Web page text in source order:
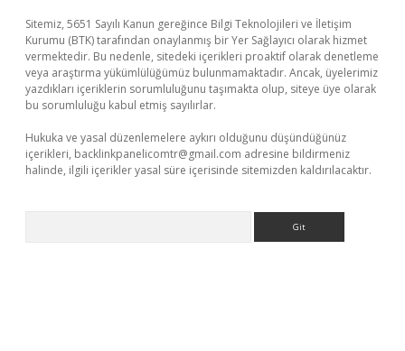
Sitemiz, 5651 Sayılı Kanun gereğince Bilgi Teknolojileri ve İletişim
Kurumu (BTK) tarafından onaylanmış bir Yer Sağlayıcı olarak hizmet
vermektedir. Bu nedenle, sitedeki içerikleri proaktif olarak denetleme
veya araştırma yükümlülüğümüz bulunmamaktadır. Ancak, üyelerimiz
yazdıkları içeriklerin sorumluluğunu taşımakta olup, siteye üye olarak
bu sorumluluğu kabul etmiş sayılırlar.
Hukuka ve yasal düzenlemelere aykırı olduğunu düşündüğünüz
içerikleri, backlinkpanelicomtr@gmail.com adresine bildirmeniz
halinde, ilgili içerikler yasal süre içerisinde sitemizden kaldırılacaktır.